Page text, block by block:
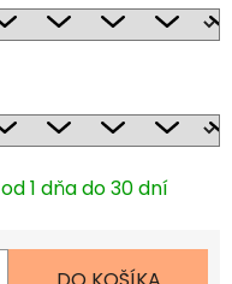
od 1 dňa do 30 dní